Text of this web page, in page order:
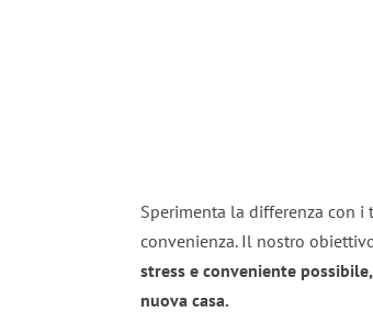
Sperimenta la differenza con
convenienza. Il nostro
stress e conveniente
nuova casa.